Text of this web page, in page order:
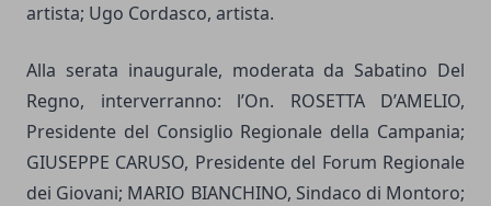
artista; Ugo Cordasco, artista.
Alla serata inaugurale, moderata da Sabatino Del
Regno, interverranno: l’On. ROSETTA D’AMELIO,
Presidente del Consiglio Regionale della Campania;
GIUSEPPE CARUSO, Presidente del Forum Regionale
dei Giovani; MARIO BIANCHINO, Sindaco di Montoro;